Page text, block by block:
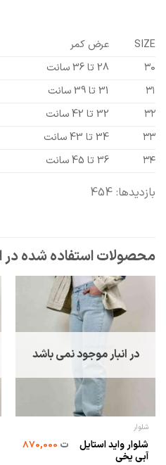
SIZE عرض کمر
۳۰
28 تا 36 سانت
۳۱
31 تا 39 سانت
۳۲
32 تا 42 سانت
۳۳
34 تا 43 سانت
۳۴
36 تا 45 سانت
بازدیدها: 454
در انبار موجود نمی باشد
شلوار
شلوار واید استایل
آبی یخی
ت870,000